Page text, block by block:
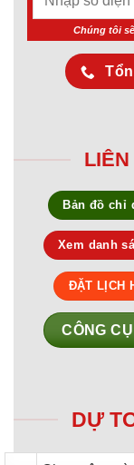
Chúng tôi
Bản đồ chỉ
Xem danh
ĐẶT LỊCH
CÔNG
DỰ